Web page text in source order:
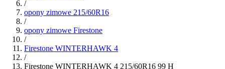
/
opony zimowe 215/60R16
/
opony zimowe Firestone
/
Firestone WINTERHAWK 4
/
Firestone WINTERHAWK 4 215/60R16 99 H